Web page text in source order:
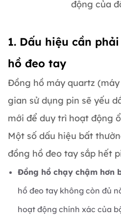
động của
1. Dấu hiệu cần
hồ đeo tay
Đồng hồ máy quartz
gian sử dụng pin sẽ yếu
mới để duy trì hoạt động
Một số dấu hiệu bất
đồng hồ đeo tay sắp hết
Đồng hồ chạy chậm hơn
hồ đeo tay không còn đủ
hoạt động chính xác của